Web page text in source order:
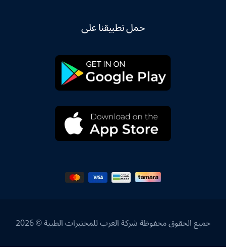
حمل تطبيقنا على
جميع الحقوق محفوظة شركة العرب للمختبرات الطبية © 2026